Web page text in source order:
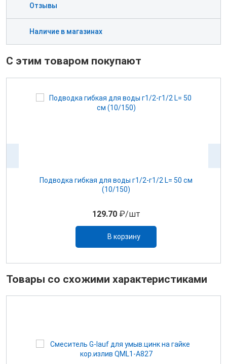
Отзывы
Наличие в магазинах
С этим товаром покупают
Подводка гибкая для воды г1/2-г1/2 L= 50 см
(10/150)
129.70₽/шт
В корзину
Товары со схожими характеристиками